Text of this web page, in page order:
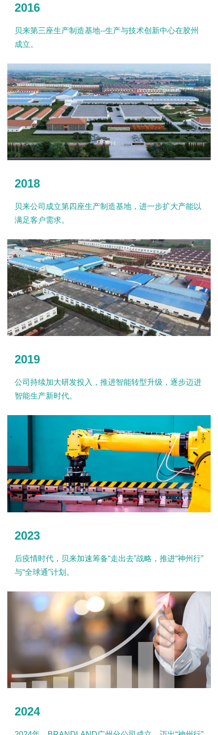
2016
贝来第三座生产制造基地--生产与技术创新中心在胶州
成立。
2018
贝来公司成立第四座生产制造基地，进一步扩大产能以
满足客户需求。
2019
公司持续加大研发投入，推进智能转型升级，逐步迈进
智能生产新时代。
2023
后疫情时代，贝来加速筹备“走出去”战略，推进“神州行”
与“全球通”计划。
2024